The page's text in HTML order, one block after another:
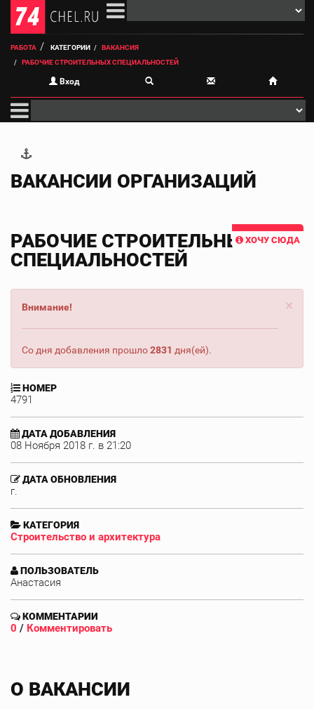
РАБОТА КАТЕГОРИИ
ВАКАНСИЯ
РАБОЧИЕ СТРОИТЕЛЬНЫХ СПЕЦИАЛЬНОСТЕЙ
Вход
ВАКАНСИИ ОРГАНИЗАЦИЙ
ХОЧУ СЮДА
РАБОЧИЕ СТРОИТЕЛЬНЫХ
СПЕЦИАЛЬНОСТЕЙ
×
Внимание!
Со дня добавления прошло2831 дня(ей).
НОМЕР
4791
ДАТА ДОБАВЛЕНИЯ
08 Ноября 2018 г. в 21:20
ДАТА ОБНОВЛЕНИЯ
г.
КАТЕГОРИЯ
Строительство и архитектура
ПОЛЬЗОВАТЕЛЬ
Анастасия
КОММЕНТАРИИ
0 / Комментировать
О ВАКАНСИИ